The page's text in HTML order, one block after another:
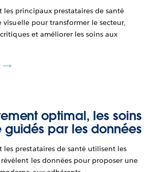
les principaux prestataires de santé
visuelle pour transformer le secteur,
et améliorer les soins aux
optimal, les soins
guidés par les données
les prestataires de santé utilisent les
les données pour proposer une